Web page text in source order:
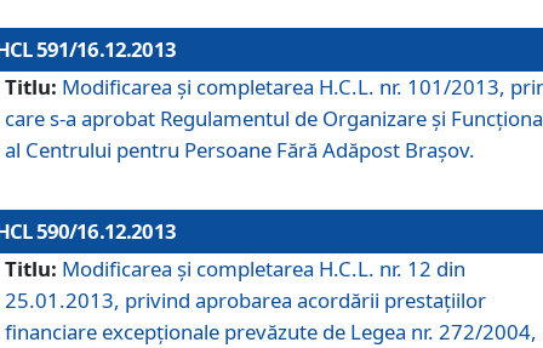
591/16.12.2013
Titlu: Modificarea şi completarea H.C.L. nr. 101/2013,
care s-a aprobat Regulamentul de Organizare şi
al Centrului pentru Persoane Fără Adăpost Braşov.
590/16.12.2013
Titlu: Modificarea şi completarea H.C.L. nr. 12 din
25.01.2013, privind aprobarea acordării prestaţiilor
financiare excepţionale prevăzute de Legea nr. 272/2004,